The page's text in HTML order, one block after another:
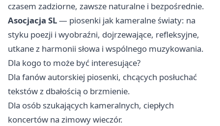
czasem zadziorne, zawsze naturalne i bezpośrednie. ‍
Asocjacja SL— piosenki jak kameralne światy: na
styku poezji i wyobraźni, dojrzewające, refleksyjne,
utkane z harmonii słowa i wspólnego muzykowania.
Dla kogo to może być interesujące?
Dla fanów autorskiej piosenki, chcących posłuchać
tekstów z dbałością o brzmienie.
Dla osób szukających kameralnych, ciepłych
koncertów na zimowy wieczór.